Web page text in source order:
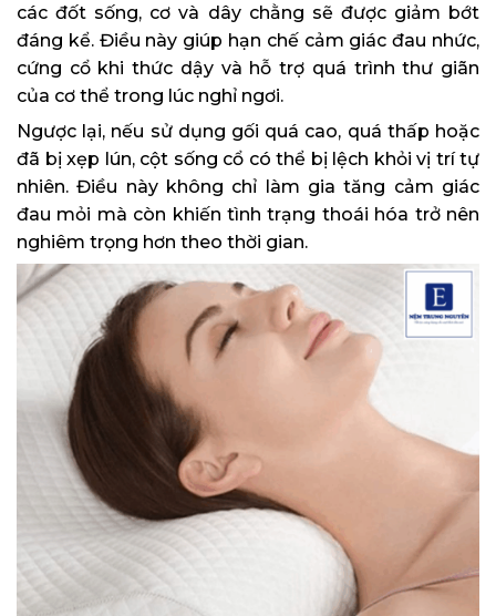
các đốt sống, cơ và dây chằng sẽ được giảm bớt
đáng kể. Điều này giúp hạn chế cảm giác đau nhức,
cứng cổ khi thức dậy và hỗ trợ quá trình thư giãn
của cơ thể trong lúc nghỉ ngơi.
Ngược lại, nếu sử dụng gối quá cao, quá thấp hoặc
đã bị xẹp lún, cột sống cổ có thể bị lệch khỏi vị trí tự
nhiên. Điều này không chỉ làm gia tăng cảm giác
đau mỏi mà còn khiến tình trạng thoái hóa trở nên
nghiêm trọng hơn theo thời gian.